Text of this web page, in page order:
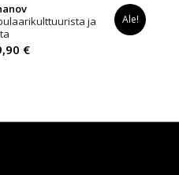
ja
€Nykyinen
Ale!